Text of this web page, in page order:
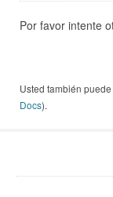
Por favor intente
Usted también
Docs).